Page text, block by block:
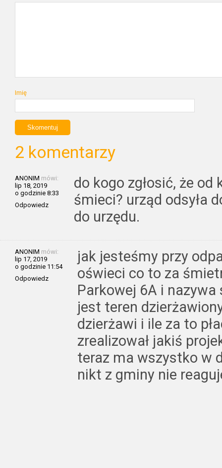
Imię
2 komentarzy
ANONIM mówi:
lip 18, 2019
o godzinie 8:33
Odpowiedz
do kogo zgłosić, że
śmieci? urząd odsyła
do urzędu.
ANONIM mówi:
lip 17, 2019
o godzinie 11:54
Odpowiedz
jak jesteśmy przy
oświeci co to za
Parkowej 6A i nazywa
jest teren
dzierżawi i ile za to
zrealizował jakiś
teraz ma wszystko w
nikt z gminy nie